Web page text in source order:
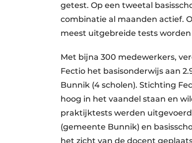
getest. Op een tweetal
combinatie al maanden actief.
meest uitgebreide tests
Met bijna 300 medewerkers,
Fectio het basisonderwijs aan
Bunnik (4 scholen). Stichting
hoog in het vaandel staan en
praktijktests werden uitgevoerd
(gemeente Bunnik) en
het zicht van de docent